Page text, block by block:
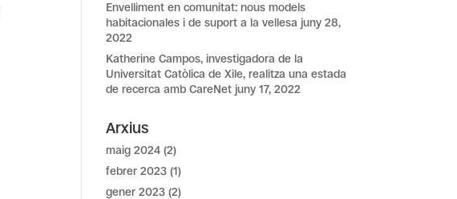
Envelliment en comunitat: nous models
habitacionales i de suport a la vellesa juny 28,
2022
Katherine Campos, investigadora de la
Universitat Catòlica de Xile, realitza una estada
de recerca amb CareNet juny 17, 2022
Arxius
maig 2024 (2)
febrer 2023 (1)
gener 2023 (2)